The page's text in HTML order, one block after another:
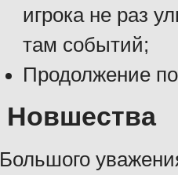
игрока не раз
там событий;
Продолжение
Новшества
Большого